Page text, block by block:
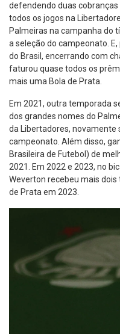
defendendo duas
todos os jogos na
Palmeiras na campanha do
a seleção do campeonato.
do Brasil, encerrando com
faturou quase todos os
mais uma Bola de Prata.
Em 2021, outra temporada
dos grandes nomes do
da Libertadores, novamente
campeonato. Além disso,
Brasileira de Futebol) de
2021. Em 2022 e 2023, no
Weverton recebeu mais dois
de Prata em 2023.